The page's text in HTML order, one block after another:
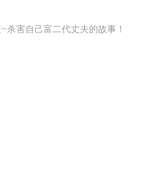
杀害自己富二代丈夫的故事！